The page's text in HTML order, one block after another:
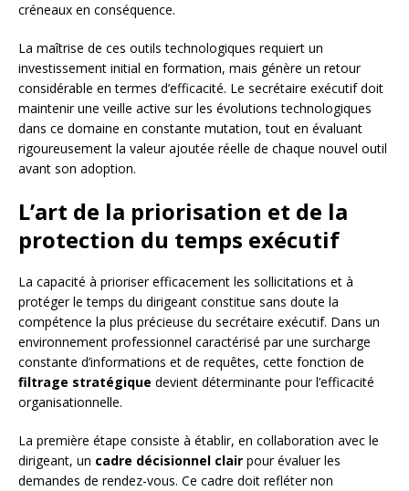
créneaux en conséquence.
La maîtrise de ces outils technologiques requiert un
investissement initial en formation, mais génère un retour
considérable en termes d’efficacité. Le secrétaire exécutif doit
maintenir une veille active sur les évolutions technologiques
dans ce domaine en constante mutation, tout en évaluant
rigoureusement la valeur ajoutée réelle de chaque nouvel outil
avant son adoption.
L’art de la priorisation et de la
protection du temps exécutif
La capacité à prioriser efficacement les sollicitations et à
protéger le temps du dirigeant constitue sans doute la
compétence la plus précieuse du secrétaire exécutif. Dans un
environnement professionnel caractérisé par une surcharge
constante d’informations et de requêtes, cette fonction de
filtrage stratégique devient déterminante pour l’efficacité
organisationnelle.
La première étape consiste à établir, en collaboration avec le
dirigeant, un cadre décisionnel clair pour évaluer les
demandes de rendez-vous. Ce cadre doit refléter non